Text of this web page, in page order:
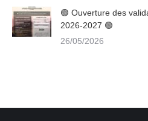
🟢 Ouverture des
2026-2027 🟢
26/05/2026